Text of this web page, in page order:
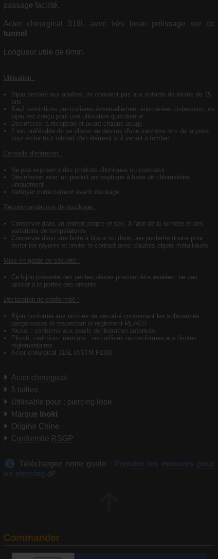
passage facilité.
Acier chirurgical 316L avec très beau polissage sur ce
tunnel .
Longueur utile de 6mm.
Utilisation :
Bijou destiné aux adultes, ne convient pas aux enfants de moins de 15
ans
Sauf restrictions particulières éventuellement énumérées ci-dessous, ce
bijou est conçu pour une utilisation quotidienne
Désinfecter à réception et avant chaque usage
Il est préférable de se placer au dessus d'une serviette lors de la pose
pour éviter tout rebond d'un élément si il venait à tomber
Conseils d'entretien :
Ne pas exposer à des produits chimiques ou colorants
Désinfecter avec un produit antiseptique à base de chlorexidine
uniquement
Nettoyer correctement avant stockage
Recommandations de stockage :
Conserver dans un endroit propre et sec, à l'abri de la lumière et des
variations de températures
Conserver dans une boite à bijoux ou dans une pochette douce pour
éviter les rayures et limiter le contact avec d'autres objets métalliques
Mise en garde de sécurité :
Ce bijou présente des petites pièces pouvant être avalées, ne pas
laisser à la portée des enfants
Déclaration de conformité :
Bijou conforme aux normes de sécurité concernant les substances
dangereuses et respectant le règlement REACH
Nickel : conforme aux seuils de libération autorisés
Plomb, cadmium, mercure : non utilisés ou conformes aux limites
réglementaires
Acier chirurgical 316L (ASTM F138)
Acier chirurgical
5 tailles
Utilisable pour : piercing lobe.
Marque Inoki
Origine Chine
Conformité RSGP
Téléchargez notre guide :
Prendre les mesures pour
un piercing
Commander